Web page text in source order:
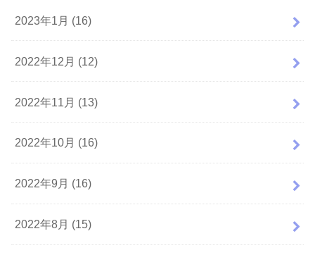
2023年1月 (16)
2022年12月 (12)
2022年11月 (13)
2022年10月 (16)
2022年9月 (16)
2022年8月 (15)